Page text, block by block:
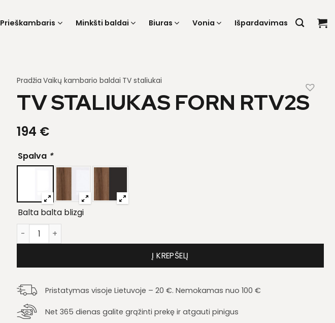
Prieškambaris Minkšti baldai Biuras Vonia Išpardavimas
Pradžia Vaikų kambario baldai TV staliukai
TV STALIUKAS FORN RTV2S
194 €
Spalva *
Balta balta blizgi
produkto kiekis: Tv staliukas Forn RTV2S
Į KREPŠELĮ
Pristatymas visoje Lietuvoje – 20 €. Nemokamas nuo 100 €
Net 365 dienas galite grąžinti prekę ir atgauti pinigus